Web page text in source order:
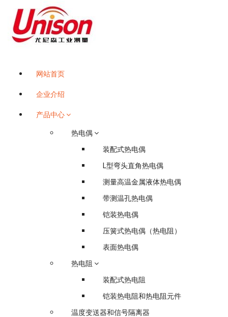
网站首页
企业介绍
产品中心
热电偶
装配式热电偶
L型弯头直角热电偶
测量高温金属液体热电偶
带测温孔热电偶
铠装热电偶
压簧式热电偶（热电阻）
表面热电偶
热电阻
装配式热电阻
铠装热电阻和热电阻元件
温度变送器和信号隔离器